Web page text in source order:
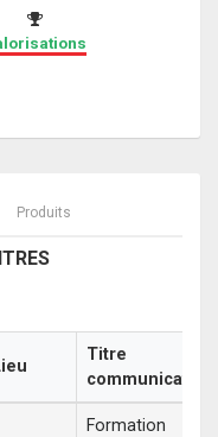
Produits
Titre
communication
Formation